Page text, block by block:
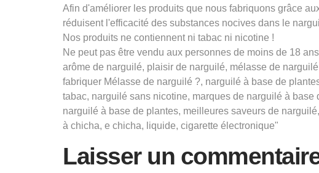
Afin d'améliorer les produits que nous fabriquons grâce
réduisent l'efficacité des substances nocives dans le
Nos produits ne contiennent ni tabac ni nicotine !
Ne peut pas être vendu aux personnes de moins de 18
arôme de narguilé, plaisir de narguilé, mélasse de
fabriquer Mélasse de narguilé ?, narguilé à base de
tabac, narguilé sans nicotine, marques de narguilé à
narguilé à base de plantes, meilleures saveurs de
à chicha, e chicha, liquide, cigarette électronique"
Laisser un